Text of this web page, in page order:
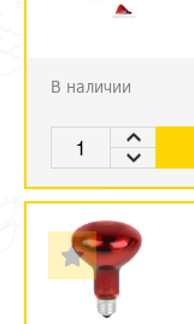
В наличии